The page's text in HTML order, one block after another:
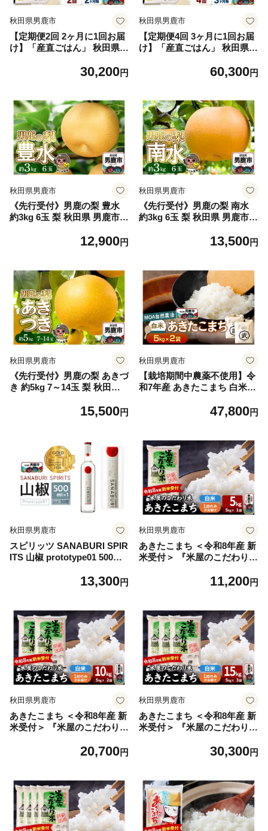
秋田県男鹿市
【定期便2回 2ヶ月に1回お届
け】「産直ごはん」 秋田県産
米 お米 ご飯 災害時 保存食
クライス 保存食 災害時 ご飯
ごはん 米 お米 災害時 保存食
防災食 非常食 備蓄 ローリン
グストック セット 保存料不
使用 保存料無添加]
30,200円
秋田県男鹿市
【定期便4回 3ヶ月に1回お届
け】「産直ごはん」 秋田県産
米 お米 ご飯 災害時 保存食
クライス 保存食 災害時 ご飯
ごはん 米 お米 災害時 保存食
防災食 非常食 備蓄 ローリン
グストック セット 保存料不
使用 保存料無添加]
60,300円
秋田県男鹿市
《先行受付》男鹿の梨 豊水
約3kg 6玉 梨 秋田県 男鹿市
12,900円
秋田県男鹿市
《先行受付》男鹿の梨 南水
約3kg 6玉 梨 秋田県 男鹿市
13,500円
秋田県男鹿市
《先行受付》男鹿の梨 あきづ
き 約5kg 7～14玉 梨 秋田県
年10月上旬より発送15,500円
秋田県男鹿市
【栽培期間中農薬不使用】令
和7年産 あきたこまち 白米 5
47,800円
秋田県男鹿市
スピリッツ SANABURI SPIR
ITS 山椒 prototype01 500ml×
ッツ SPIRITS 蒸留酒 酒 お酒
秋田県 男鹿市]
13,300円
秋田県男鹿市
あきたこまち ＜令和8年産 新
米受付＞ 『米屋のこだわり
運商店 [あきたこまち ブラン
男鹿市 秋田県産]
11,200円
秋田県男鹿市
あきたこまち ＜令和8年産 新
米受付＞ 『米屋のこだわり
吉運商店 [あきたこまち ブラ
県 男鹿市 秋田県産]
20,700円
秋田県男鹿市
あきたこまち ＜令和8年産 新
米受付＞ 『米屋のこだわり
吉運商店 [あきたこまち ブラ
県 男鹿市 秋田県産]
30,300円